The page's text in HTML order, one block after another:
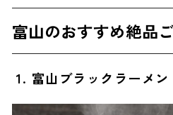
7. 寒ぶり
8. 紅ズワイガニ
9. 魚津ばい飯
10. げんげの唐揚げ
11. たら汁
富山のおすすめ絶品
1. 富山ブラックラーメン